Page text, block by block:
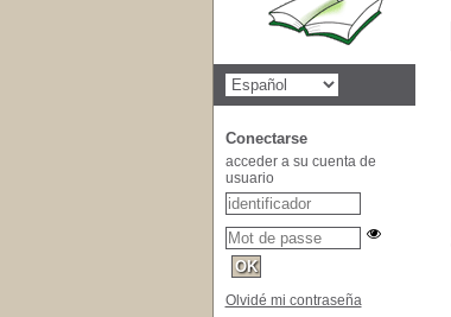
Conectarse
acceder a su cuenta de
usuario
Olvidé mi contraseña